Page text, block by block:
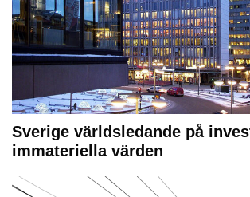
Sverige världsledande på
immateriella värden